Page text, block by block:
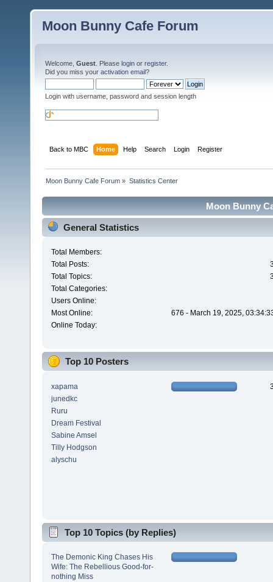
Moon Bunny Cafe Forum
Welcome, Guest . Please login or register.
Did you miss your activation email?
Login with username, password and session length
Back to MBC Home Help Search Login Register
Moon Bunny Cafe Forum » Statistics Center
Moon Bunny
General Statistics
Total Members:
Total Posts:
Total Topics:
Total Categories:
Users Online:
Most Online:
676 - March 19, 2025,
Online Today:
Top 10 Posters
xapama
junedkc
Ruru
Dream Festival
Sabine Amsel
Tilly Hodgson
alyschu
Top 10 Topics (by Replies)
The Demonic King Chases His
Wife: The Rebellious Good-for-
nothing Miss